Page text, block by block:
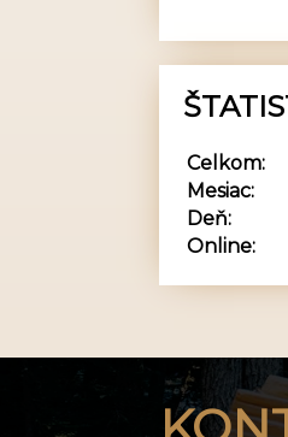
Online:
Celkom:
Mesiac:
Deň: